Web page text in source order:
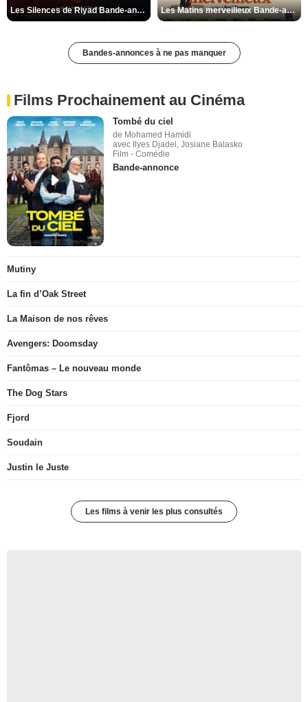
Les Silences de Riyad Bande-annonce VO STFR Les Matins merveilleux Bande-annonce VF
Bandes-annonces à ne pas manquer
Films Prochainement au Cinéma
Tombé du ciel
de Mohamed Hamidi
avec Ilyes Djadel, Josiane Balasko
Film - Comédie
Bande-annonce
Mutiny
La fin d’Oak Street
La Maison de nos rêves
Avengers: Doomsday
Fantômas – Le nouveau monde
The Dog Stars
Fjord
Soudain
Justin le Juste
Les films à venir les plus consultés